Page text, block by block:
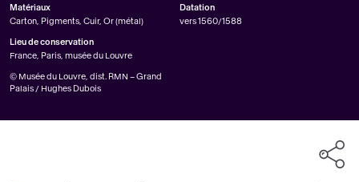
Matériaux
Carton, Pigments, Cuir, Or (métal)
Datation
vers 1560/1588
Lieu de conservation
France, Paris, musée du Louvre
© Musée du Louvre, dist. RMN – Grand
Palais / Hughes Dubois